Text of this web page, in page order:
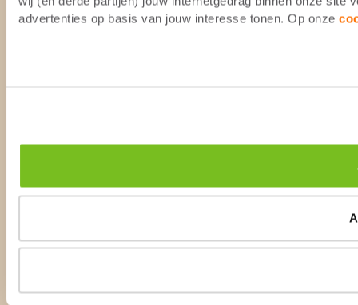
advertenties op basis van jouw interesse tonen. Op onze